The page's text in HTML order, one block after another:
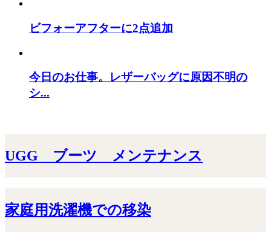
ビフォーアフターに2点追加
今日のお仕事。レザーバッグに原因不明の
シ...
UGG ブーツ メンテナンス
家庭用洗濯機での移染